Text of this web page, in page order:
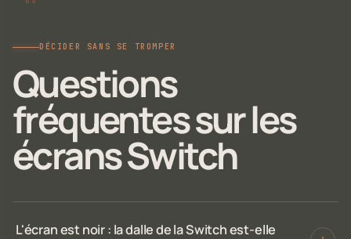
DÉCIDER SANS SE TROMPER
Questions
fréquentes sur les
écrans Switch
L'écran est noir : la dalle de la Switch est-elle